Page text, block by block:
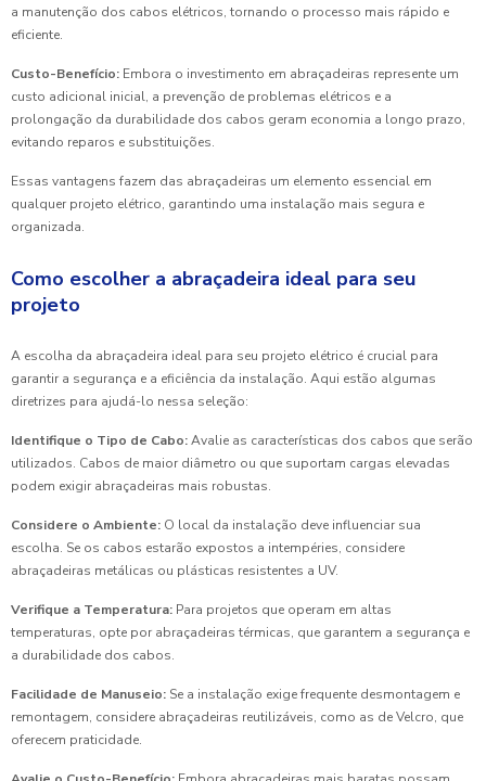
a manutenção dos cabos elétricos, tornando o processo mais rápido e
eficiente.
Custo-Benefício: Embora o investimento em abraçadeiras represente um
custo adicional inicial, a prevenção de problemas elétricos e a
prolongação da durabilidade dos cabos geram economia a longo prazo,
evitando reparos e substituições.
Essas vantagens fazem das abraçadeiras um elemento essencial em
qualquer projeto elétrico, garantindo uma instalação mais segura e
organizada.
Como escolher a abraçadeira ideal para seu
projeto
A escolha da abraçadeira ideal para seu projeto elétrico é crucial para
garantir a segurança e a eficiência da instalação. Aqui estão algumas
diretrizes para ajudá-lo nessa seleção:
Identifique o Tipo de Cabo:Avalie as características dos cabos que serão
utilizados. Cabos de maior diâmetro ou que suportam cargas elevadas
podem exigir abraçadeiras mais robustas.
Considere o Ambiente: O local da instalação deve influenciar sua
escolha. Se os cabos estarão expostos a intempéries, considere
abraçadeiras metálicas ou plásticas resistentes a UV.
Verifique a Temperatura: Para projetos que operam em altas
temperaturas, opte por abraçadeiras térmicas, que garantem a segurança e
a durabilidade dos cabos.
Facilidade de Manuseio: Se a instalação exige frequente desmontagem e
remontagem, considere abraçadeiras reutilizáveis, como as de Velcro, que
oferecem praticidade.